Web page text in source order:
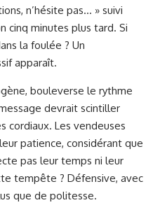
n’hésite pas… » suivi
cinq minutes plus tard. Si
la foulée ? Un
apparaît.
bouleverse le rythme
devrait scintiller
cordiaux. Les vendeuses
patience, considérant que
pas leur temps ni leur
tempête ? Défensive, avec
que de politesse.